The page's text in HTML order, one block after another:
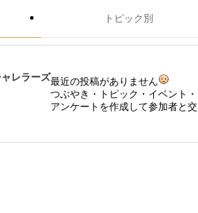
トピック別
レラーズ最近の投稿がありません
つぶやき・トピック・イベント・
アンケートを作成して参加者と交